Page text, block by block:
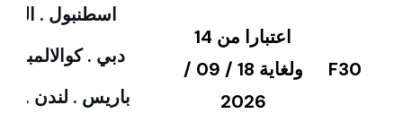
F30
اعتبارا من 14
ولغاية 18 / 09 /
2026
اسطنبول .
دبي .
باريس . لندن .